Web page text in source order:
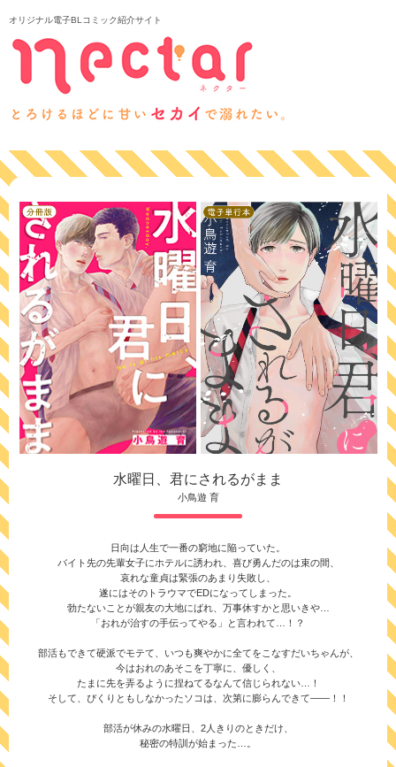
オリジナル電子BLコミック紹介サイト
水曜日、君にされるがまま
小鳥遊 育
日向は人生で一番の窮地に陥っていた。
バイト先の先輩女子にホテルに誘われ、喜び勇んだのは束の間、
哀れな童貞は緊張のあまり失敗し、
遂にはそのトラウマでEDになってしまった。
勃たないことが親友の大地にばれ、万事休すかと思いきや…
「おれが治すの手伝ってやる」と言われて…！？
部活もできて硬派でモテて、いつも爽やかに全てをこなすだいちゃんが、
今はおれのあそこを丁寧に、優しく、
たまに先を弄るように捏ねてるなんて信じられない…！
そして、ぴくりともしなかったソコは、次第に膨らんできて——！！
部活が休みの水曜日、2人きりのときだけ、
秘密の特訓が始まった…。